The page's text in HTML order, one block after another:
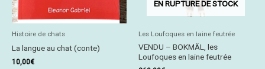
Histoire de chats
La langue au chat (conte)
10,00€
EN RUPTURE DE STOCK
Les Loufoques en laine feutrée
VENDU – BOKMÄL, les
Loufoques en laine feutrée